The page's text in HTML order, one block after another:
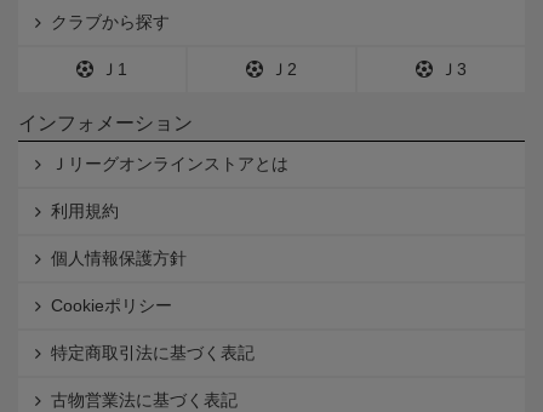
クラブから探す
Ｊ1 Ｊ2 Ｊ3
インフォメーション
Ｊリーグオンラインストアとは
利用規約
個人情報保護方針
Cookieポリシー
特定商取引法に基づく表記
古物営業法に基づく表記